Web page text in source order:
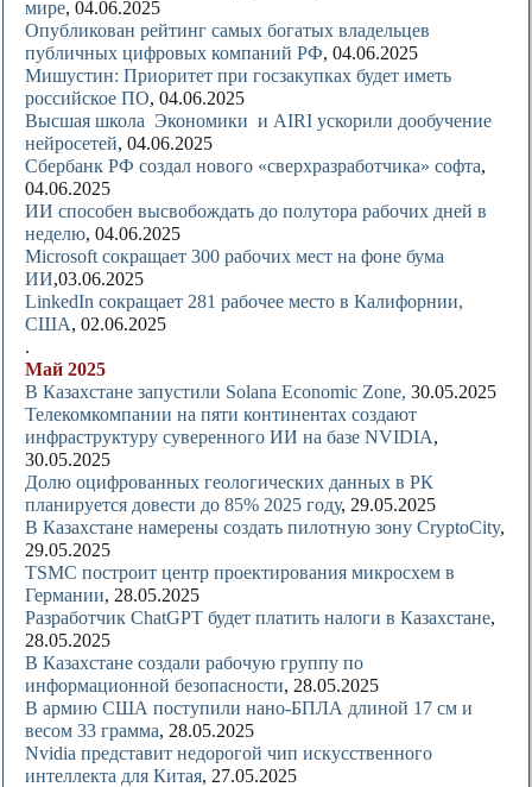
мире, 04.06.2025
Опубликован рейтинг самых богатых владельцев
публичных цифровых компаний РФ, 04.06.2025
Мишустин: Приоритет при госзакупках будет иметь
российское ПО, 04.06.2025
Высшая школа Экономики и AIRI ускорили дообучение
нейросетей, 04.06.2025
Сбербанк РФ создал нового «сверхразработчика» софта,
04.06.2025
ИИ способен высвобождать до полутора рабочих дней в
неделю, 04.06.2025
Microsoft сокращает 300 рабочих мест на фоне бума
ИИ,03.06.2025
LinkedIn сокращает 281 рабочее место в Калифорнии,
США, 02.06.2025
.
Май 2025
В Казахстане запустили Solana Economic Zone, 30.05.2025
Телекомкомпании на пяти континентах создают
инфраструктуру суверенного ИИ на базе NVIDIA,
30.05.2025
Долю оцифрованных геологических данных в РК
планируется довести до 85% 2025 году, 29.05.2025
В Казахстане намерены создать пилотную зону CryptoCity,
29.05.2025
TSMC построит центр проектирования микросхем в
Германии, 28.05.2025
Разработчик ChatGPT будет платить налоги в Казахстане,
28.05.2025
В Казахстане создали рабочую группу по
информационной безопасности, 28.05.2025
В армию США поступили нано-БПЛА длиной 17 см и
весом 33 грамма, 28.05.2025
Nvidia представит недорогой чип искусственного
интеллекта для Китая, 27.05.2025